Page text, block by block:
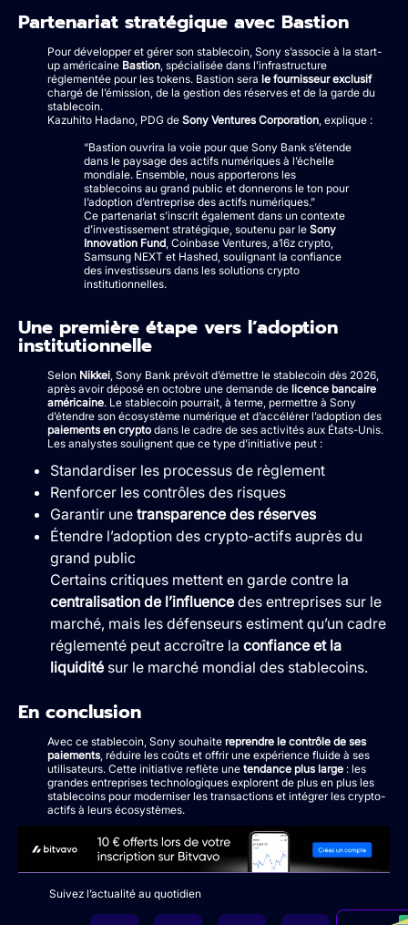
Partenariat stratégique avec Bastion
Pour développer et gérer son stablecoin, Sony s’associe à la start-
up américaine Bastion, spécialisée dans l’infrastructure
réglementée pour les tokens. Bastion sera le fournisseur exclusif
chargé de l’émission, de la gestion des réserves et de la garde du
stablecoin.
Kazuhito Hadano, PDG de Sony Ventures Corporation, explique :
“Bastion ouvrira la voie pour que Sony Bank s’étende
dans le paysage des actifs numériques à l’échelle
mondiale. Ensemble, nous apporterons les
stablecoins au grand public et donnerons le ton pour
l’adoption d’entreprise des actifs numériques.”
Ce partenariat s’inscrit également dans un contexte
d’investissement stratégique, soutenu par le Sony
Innovation Fund, Coinbase Ventures, a16z crypto,
Samsung NEXT et Hashed, soulignant la confiance
des investisseurs dans les solutions crypto
institutionnelles.
Une première étape vers l’adoption
institutionnelle
Selon Nikkei, Sony Bank prévoit d’émettre le stablecoin dès 2026,
après avoir déposé en octobre une demande de licence bancaire
américaine. Le stablecoin pourrait, à terme, permettre à Sony
d’étendre son écosystème numérique et d’accélérer l’adoption des
paiements en crypto dans le cadre de ses activités aux États-Unis.
Les analystes soulignent que ce type d’initiative peut :
Standardiser les processus de règlement
Renforcer les contrôles des risques
Garantir une transparence des réserves
Étendre l’adoption des crypto-actifs auprès du
grand public
Certains critiques mettent en garde contre la
centralisation de l’influence des entreprises sur le
marché, mais les défenseurs estiment qu’un cadre
réglementé peut accroître la confiance et la
liquidité sur le marché mondial des stablecoins.
En conclusion
Avec ce stablecoin, Sony souhaite reprendre le contrôle de ses
paiements, réduire les coûts et offrir une expérience fluide à ses
utilisateurs. Cette initiative reflète une tendance plus large : les
grandes entreprises technologiques explorent de plus en plus les
stablecoins pour moderniser les transactions et intégrer les crypto-
actifs à leurs écosystèmes.
Suivez l’actualité au quotidien